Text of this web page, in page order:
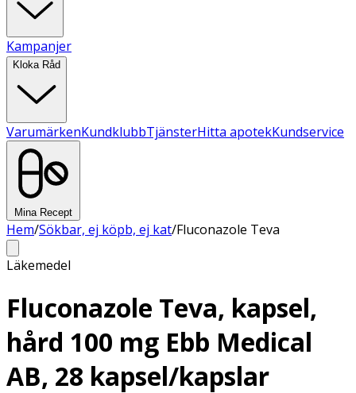
Kampanjer
Kloka Råd
VarumärkenKundklubbTjänsterHitta apotekKundservice
Mina Recept
Hem/Sökbar, ej köpb, ej kat/Fluconazole Teva
Läkemedel
Fluconazole Teva, kapsel,
hård 100 mg Ebb Medical
AB, 28 kapsel/kapslar